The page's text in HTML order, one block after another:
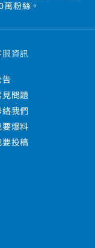
粉絲。
服資訊
告
見問題
絡我們
要爆料
要投稿